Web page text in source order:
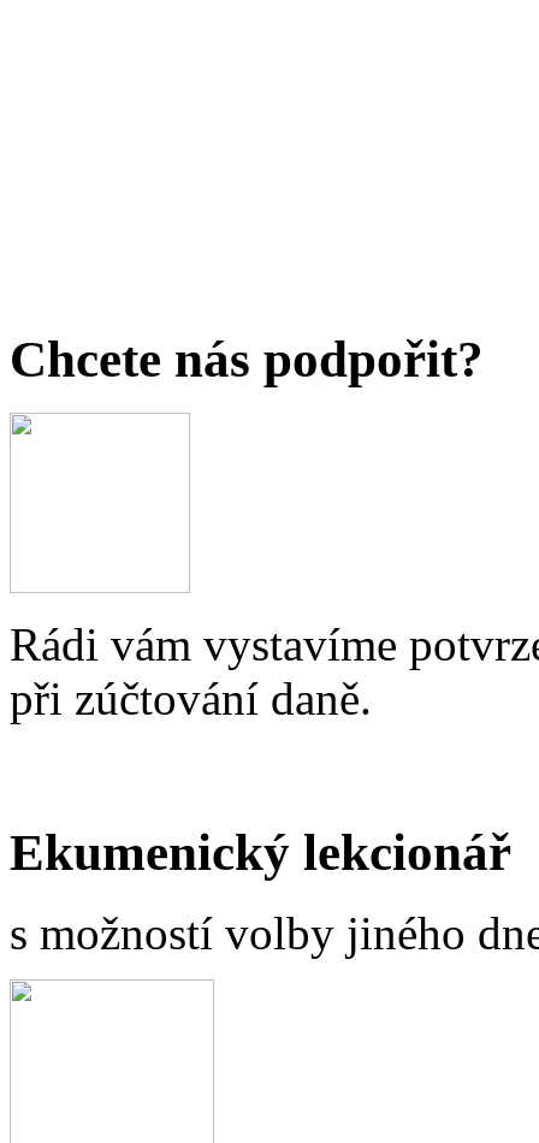
Chcete nás podpořit?
Rádi vám vystavíme
při zúčtování daně.
Ekumenický lekcionář
s možností volby jiného